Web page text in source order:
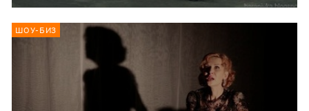
ШОУ-БИЗ